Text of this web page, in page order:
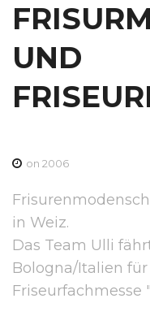
UND
on 2006
in Weiz.
Das Team Ulli
Bologna/Italien
Friseurfachmesse